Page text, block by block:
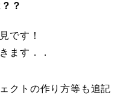
？
です！
ます．．
クトの作り方等も追記